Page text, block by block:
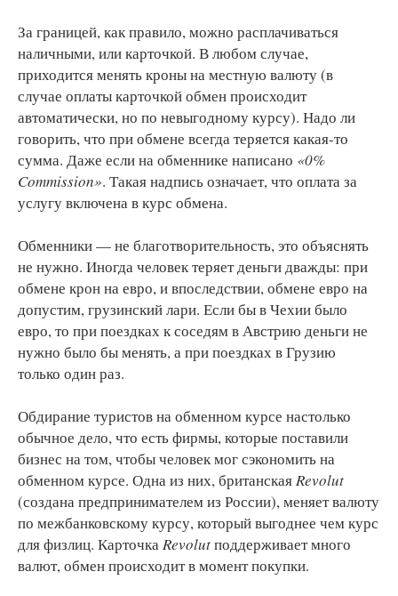
За границей, как правило, можно расплачиваться
наличными, или карточкой. В любом случае,
приходится менять кроны на местную валюту (в
случае оплаты карточкой обмен происходит
автоматически, но по невыгодному курсу). Надо ли
говорить, что при обмене всегда теряется какая-то
сумма. Даже если на обменнике написано «0%
Commission». Такая надпись означает, что оплата за
услугу включена в курс обмена.
Обменники — не благотворительность, это объяснять
не нужно. Иногда человек теряет деньги дважды: при
обмене крон на евро, и впоследствии, обмене евро на
допустим, грузинский лари. Если бы в Чехии было
евро, то при поездках к соседям в Австрию деньги не
нужно было бы менять, а при поездках в Грузию
только один раз.
Обдирание туристов на обменном курсе настолько
обычное дело, что есть фирмы, которые поставили
бизнес на том, чтобы человек мог сэкономить на
обменном курсе. Одна из них, британскаяRevolut
(создана предпринимателем из России), меняет валюту
по межбанковскому курсу, который выгоднее чем курс
для физлиц. КарточкаRevolutподдерживает много
валют, обмен происходит в момент покупки.